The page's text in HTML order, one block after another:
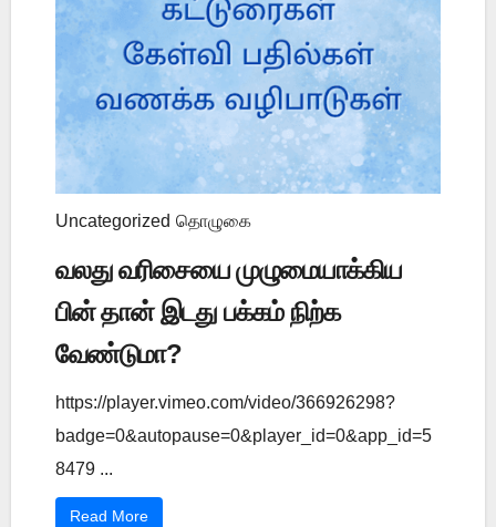
Uncategorized தொழுகை
வலது வரிசையை முழுமையாக்கிய
பின் தான் இடது பக்கம் நிற்க
வேண்டுமா?
https://player.vimeo.com/video/366926298?
badge=0&autopause=0&player_id=0&app_id=5
8479 ...
Read More